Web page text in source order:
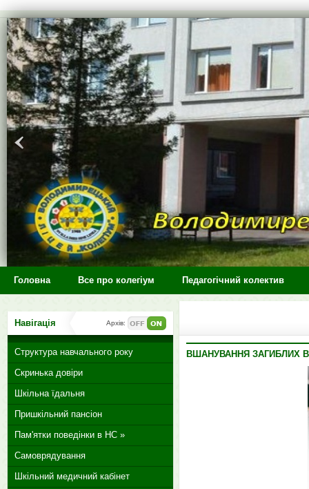
>
Головна Все про колегіум Педагогічний колектив
ВШАНУВАННЯ ЗАГИБЛИХ
Навігація Архів:
Структура навчального року
Скринька довіри
Шкільна їдальня
Пришкільний пансіон
Пам'ятки поведінки в НС »
Самоврядування
Шкільний медичний кабінет